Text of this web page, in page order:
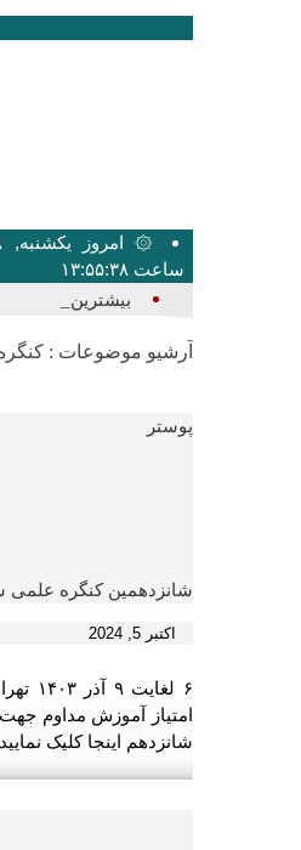
ساعت ۱۳:۵۵:۳۸
بیشترین تعداد
آرشیو موضوعات :
پوستر
شانزدهمین کنگره علمی
اکتبر 5, 2024
امتیاز آموزش مداوم
شانزدهم اینجا کلیک